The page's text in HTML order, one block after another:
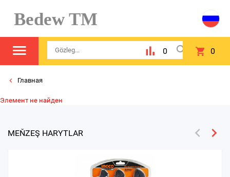
Bedew TM
0 0
Главная
Элемент не найден
MEŇZEŞ HARYTLAR